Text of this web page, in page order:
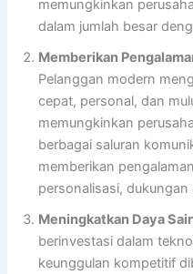
memungkinkan
dalam jumlah besar
Memberikan
Pelanggan modern
cepat, personal, dan
memungkinkan
berbagai saluran
memberikan
personalisasi,
Meningkatkan Daya
berinvestasi dalam
keunggulan kompetitif